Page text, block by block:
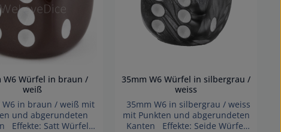
W6 Würfel in braun /
weiß
W6 in braun / weiß mit
und abgerundeten
Effekte: Satt Würfel
35mm W6 Würfel in silbergrau /
weiss
35mm W6 in silbergrau / weiss
mit Punkten und abgerundeten
Kanten Effekte: Seide Würfel